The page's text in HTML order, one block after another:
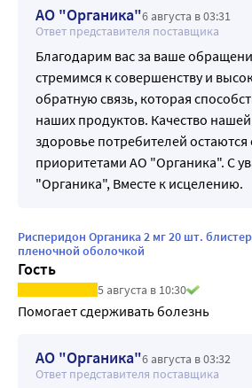
АО "Органика"6 августа в 03:31
Ответ представителя поставщика
Благодарим вас за ваше
стремимся к совершенству и
обратную связь, которая
наших продуктов. Качество
здоровье потребителей
приоритетами АО "Органика". С
"Органика", Вместе к исцелению.
Рисперидон Органика 2 мг 20 шт.
пленочной оболочкой
Гость
5 августа в 10:30
Помогает сдерживать болезнь
АО "Органика"6 августа в 03:32
Ответ представителя поставщика